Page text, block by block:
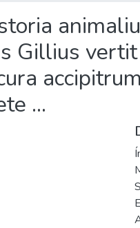
Gillius
...